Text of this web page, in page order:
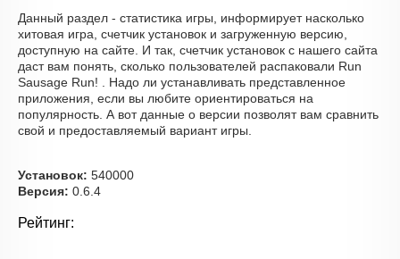
Данный раздел - статистика игры, информирует насколько
хитовая игра, счетчик установок и загруженную версию,
доступную на сайте. И так, счетчик установок с нашего сайта
даст вам понять, сколько пользователей распаковали Run
Sausage Run! . Надо ли устанавливать представленное
приложения, если вы любите ориентироваться на
популярность. А вот данные о версии позволят вам сравнить
свой и предоставляемый вариант игры.
Установок: 540000
Версия: 0.6.4
Рейтинг: